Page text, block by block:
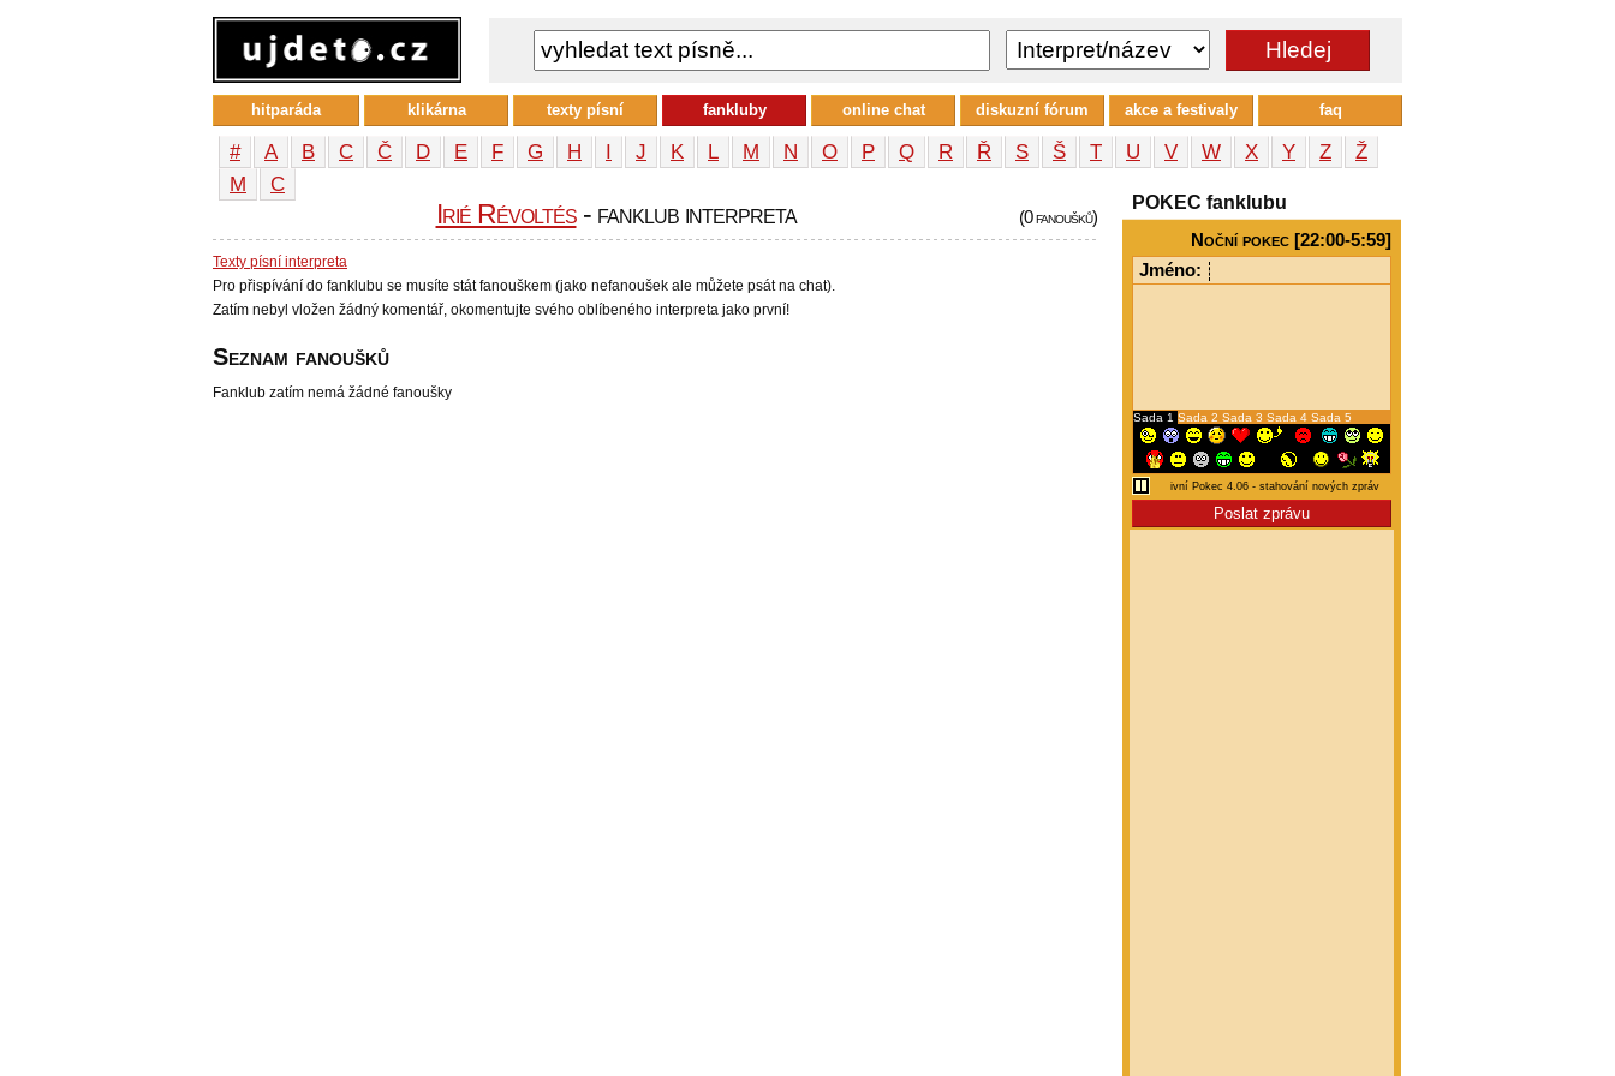
# A B C Č D E F G H I J K L M N O P Q R Ř S Š T U V W X Y Z
Ž
М
С
Irié Révoltés- fanklub interpreta (0 fanoušků)
Texty písní interpreta
Pro přispívání do fanklubu se musíte stát fanouškem (jako nefanoušek ale můžete psát na chat).
Zatím nebyl vložen žádný komentář, okomentujte svého oblíbeného interpreta jako první!
Seznam fanoušků
Fanklub zatím nemá žádné fanoušky
POKEC fanklubu
Noční pokec [22:00-5:59]
Jméno:
Sada 1 Sada 2 Sada 3 Sada 4 Sada 5
hitparáda klikárna texty písní fankluby online chat diskuzní fórum akce a festivaly faq